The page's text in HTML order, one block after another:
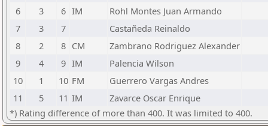
6
3 6 IM
Rohl Montes Juan Armando
7
3 7
Castañeda Reinaldo
8
2 8 CM
Zambrano Rodriguez Alexander
9
4 9 IM
Palencia Wilson
10
1 10 FM
Guerrero Vargas Andres
11
5 11 IM
Zavarce Oscar Enrique
*) Rating difference of more than 400. It was limited to 400.